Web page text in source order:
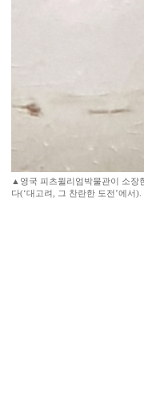
▲영국 피츠윌리엄박물관이 소장
다(‘대고려, 그 찬란한 도전’에서